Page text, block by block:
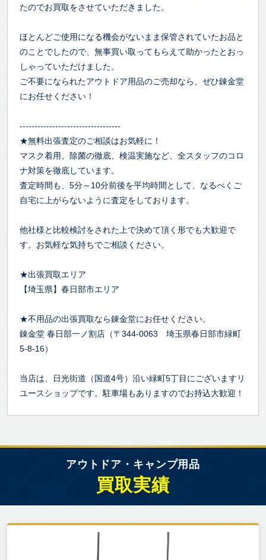
たのでお買取をさせていただきました。
ほとんどご使用になる機会がないまま保管されていたお品と
のことでしたので、無事買い取ってもらえて助かったとおっ
しゃっていただけました。
ご不要になられたアウトドア用品のご売却なら、ぜひ錬金堂
にお任せください！
----------------------------------
★無料出張査定のご相談はお気軽に！
マスク着用、除菌の徹底、検温実施など、全スタッフのコロ
ナ対策を徹底しています。
査定時間も、5分～10分前後を平均時間として、なるべくご
自宅に上がらないように査定をしております。
他社様と比較検討をされた上で決めて頂く形でも大歓迎で
す。お気軽な気持ちでご相談ください。
★出張買取エリア
【埼玉県】春日部市エリア
★不用品の出張買取なら錬金堂にお任せください。
錬金堂 春日部一ノ割店（〒344-0063 埼玉県春日部市緑町
5-8-16）
当店は、日光街道（国道4号）沿い緑町5丁目にございますリ
ユースショップです。駐車場もありますのでお持込大歓迎！
アウトドア・キャンプ用品
買取実績